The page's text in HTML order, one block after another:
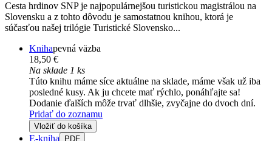
Cesta hrdinov SNP je najpopulárnejšou turistickou magistrálou na
Slovensku a z tohto dôvodu je samostatnou knihou, ktorá je
súčasťou našej trilógie Turistické Slovensko...
Knihapevná väzba
18,50 €
Na sklade 1 ks
Túto knihu máme síce aktuálne na sklade, máme však už iba
posledné kusy. Ak ju chcete mať rýchlo, ponáhľajte sa!
Dodanie ďalších môže trvať dlhšie, zvyčajne do dvoch dní.
Pridať do zoznamu
Vložiť do košíka
E-kniha PDF